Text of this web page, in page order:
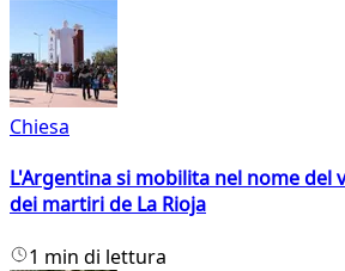
Chiesa
L'Argentina si mobilita nel nome del
dei martiri de La Rioja
1 min di lettura